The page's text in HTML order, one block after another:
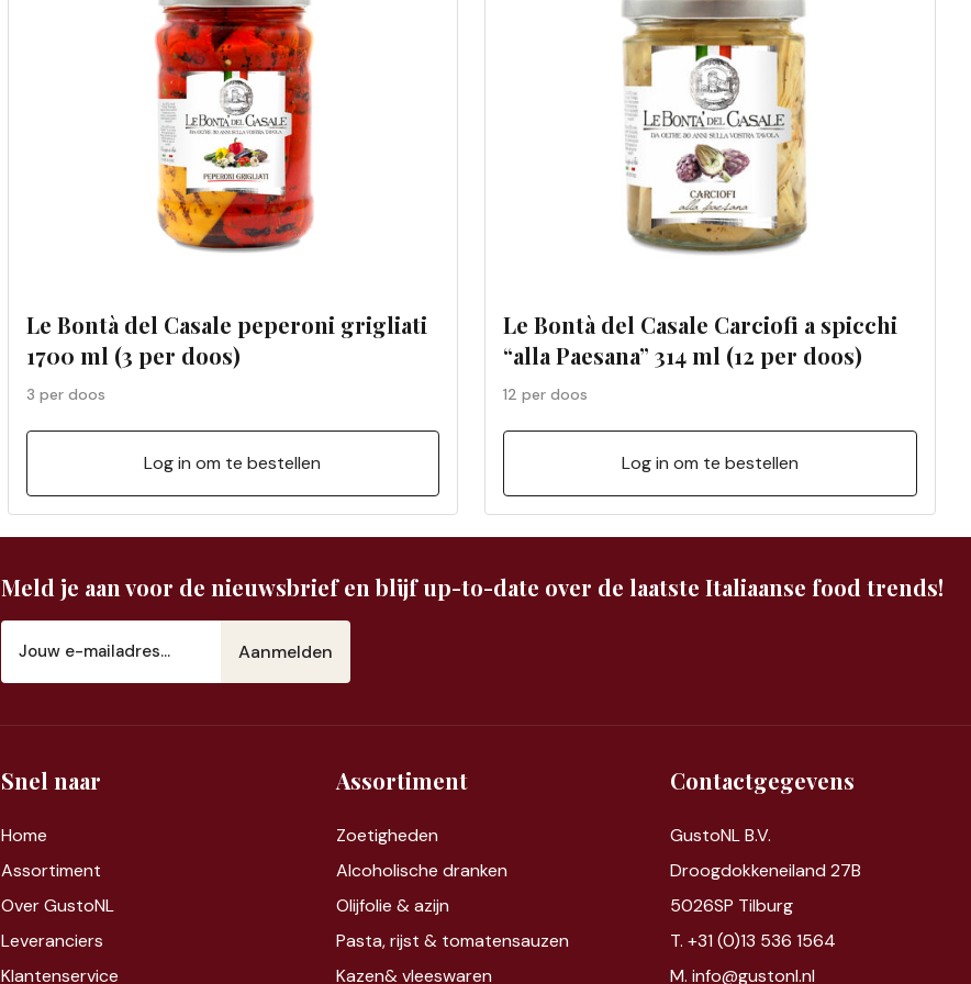
Le Bontà del Casale peperoni grigliati
1700 ml (3 per doos)
3 per doos
Log in om te bestellen
Le Bontà del Casale Carciofi a spicchi
“alla Paesana” 314 ml (12 per doos)
12 per doos
Log in om te bestellen
Meld je aan voor de nieuwsbrief en blijf up-to-date over de laatste Italiaanse food trends!
mailadres
Snel naar
Home
Assortiment
Over GustoNL
Leveranciers
Klantenservice
Assortiment
Zoetigheden
Alcoholische dranken
Olijfolie & azijn
Pasta, rijst & tomatensauzen
Kazen&vleeswaren
Contactgegevens
GustoNL B.V.
Droogdokkeneiland 27B
5026SP Tilburg
T. +31 (0)13 536 1564
M. info@gustonl.nl